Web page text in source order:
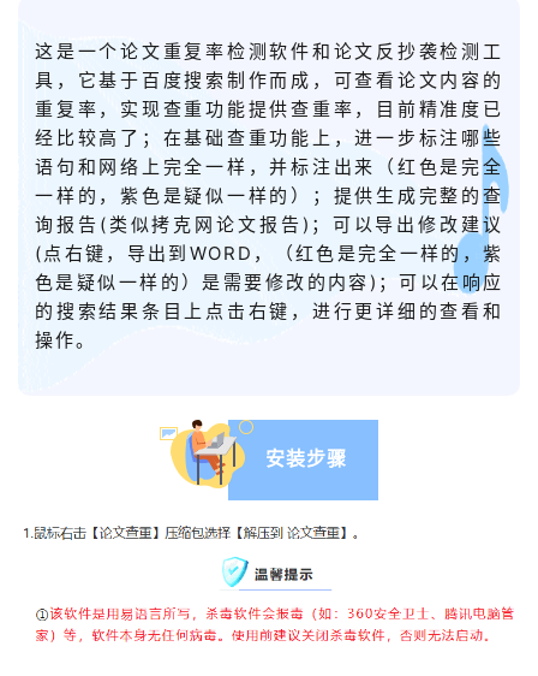
这是一个论文重复率检测软件和论文反抄袭检测工
具，它基于百度搜索制作而成，可查看论文内容的
重复率，实现查重功能提供查重率，目前精准度已
经比较高了；在基础查重功能上，进一步标注哪些
语句和网络上完全一样，并标注出来（红色是完全
一样的，紫色是疑似一样的）；提供生成完整的查
询报告(类似拷克网论文报告)；可以导出修改建议
(点右键，导出到WORD，（红色是完全一样的，紫
色是疑似一样的）是需要修改的内容)；可以在响应
的搜索结果条目上点击右键，进行更详细的查看和
操作。
安装步骤